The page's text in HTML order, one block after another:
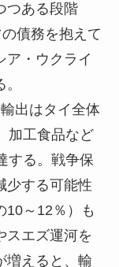
つある段階
債務を抱えて
ア・ウクライ
出はタイ全体
加工食品など
する。戦争保
少する可能性
10～12％）も
スエズ運河を
増えると、輸